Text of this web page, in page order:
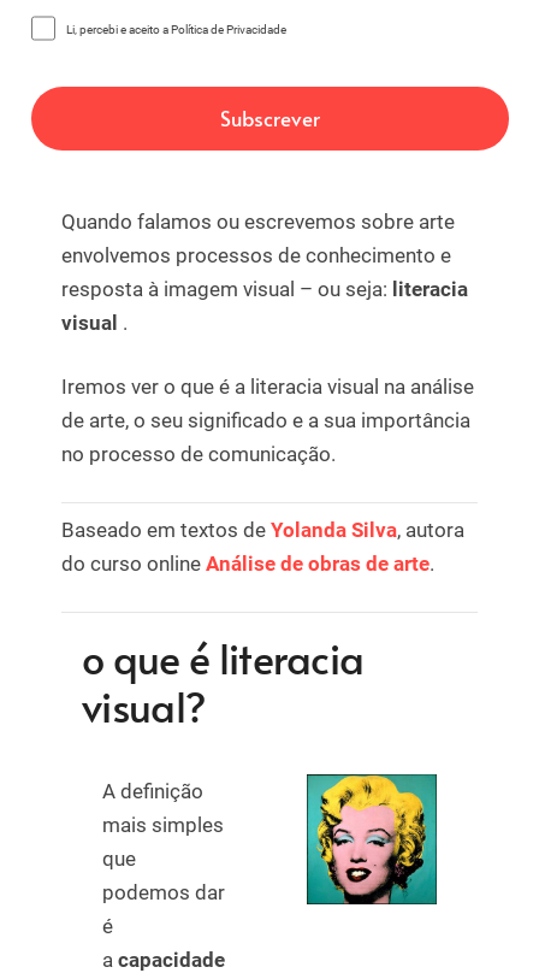
Li, percebi e aceito a Política de Privacidade
Quando falamos ou escrevemos sobre arte
envolvemos processos de conhecimento e
resposta à imagem visual – ou seja: literacia
visual .
Iremos ver o que é a literacia visual na análise
de arte, o seu significado e a sua importância
no processo de comunicação.
Baseado em textos de Yolanda Silva, autora
do curso online Análise de obras de arte.
o que é literacia
visual?
A definição
mais simples
que
podemos dar
é
a capacidade